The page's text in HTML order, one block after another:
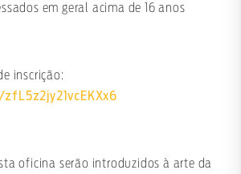
em geral acima de 16 anos
inscrição:
oficina serão introduzidos à arte da